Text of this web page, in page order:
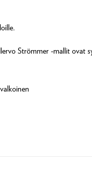
Strömmer -mallit ovat